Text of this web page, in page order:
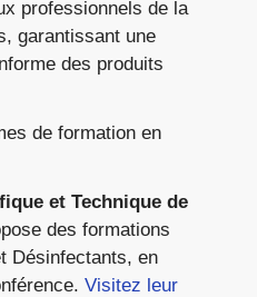
professionnels de la
garantissant une
des produits
de formation en
et Technique de
des formations
Désinfectants, en
Visitez leur